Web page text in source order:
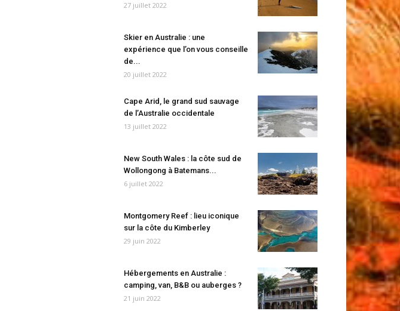
27 juillet 2022
Skier en Australie : une
expérience que l’on vous conseille
de...
20 juillet 2022
Cape Arid, le grand sud sauvage
de l’Australie occidentale
13 juillet 2022
New South Wales : la côte sud de
Wollongong à Batemans...
6 juillet 2022
Montgomery Reef : lieu iconique
sur la côte du Kimberley
29 juin 2022
Hébergements en Australie :
camping, van, B&B ou auberges ?
21 juin 2022